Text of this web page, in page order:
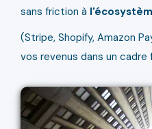
sans friction à
(Stripe, Shopify, Amazon
vos revenus dans un